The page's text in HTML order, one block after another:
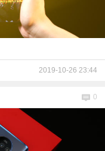
2019-10-26 23:44
0